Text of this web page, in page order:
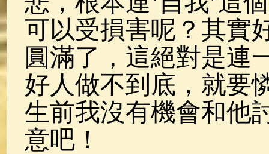
可以受損害呢？其實
圓滿了，這絕對是連
好人做不到底，就要
生前我沒有機會和他
意吧！